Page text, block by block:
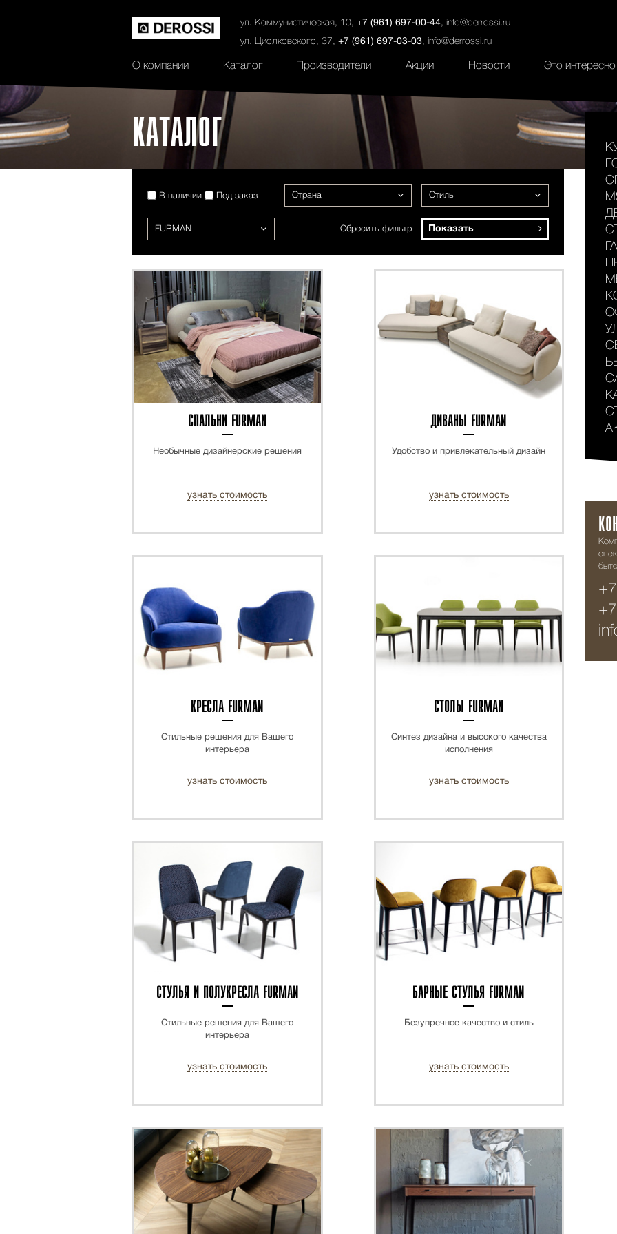
ул. Коммунистическая, 10, +7 (961) 697-00-44, info@derrossi.ru
ул. Циолковского, 37, +7 (961) 697-03-03, info@derrossi.ru
О компании
История Сертификаты Контакты Салоны Услуги Наши проекты
Каталог Производители Акции Новости Это интересно
КАТАЛОГ
В наличии Под заказ Страна Стиль
FURMAN Показать
Сбросить фильтр
СПАЛЬНИ FURMAN
Необычные дизайнерские решения
узнать стоимость
ДИВАНЫ FURMAN
Удобство и привлекательный дизайн
узнать стоимость
КРЕСЛА FURMAN
Стильные решения для Вашего
интерьера
узнать стоимость
СТОЛЫ FURMAN
Синтез дизайна и высокого качества
исполнения
узнать стоимость
СТУЛЬЯ И ПОЛУКРЕСЛА FURMAN
Стильные решения для Вашего
интерьера
узнать стоимость
БАРНЫЕ СТУЛЬЯ FURMAN
Безупречное качество и стиль
узнать стоимость